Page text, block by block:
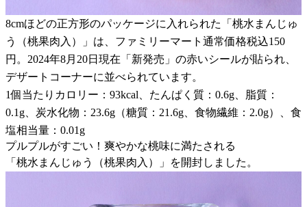
8cmほどの正方形のパッケージに入れられた「桃水まんじゅ
う（桃果肉入）」は、ファミリーマート通常価格税込150
円。2024年8月20日現在「新発売」の赤いシールが貼られ、
デザートコーナーに並べられています。
1個当たりカロリー：93kcal、たんぱく質：0.6g、脂質：
0.1g、炭水化物：23.6g（糖質：21.6g、食物繊維：2.0g）、食
塩相当量：0.01g
プルプルがすごい！爽やかな桃味に満たされる
「桃水まんじゅう（桃果肉入）」を開封しました。